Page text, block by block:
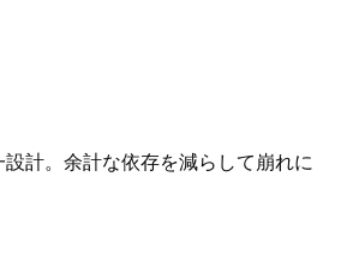
計。余計な依存を減らして崩れに